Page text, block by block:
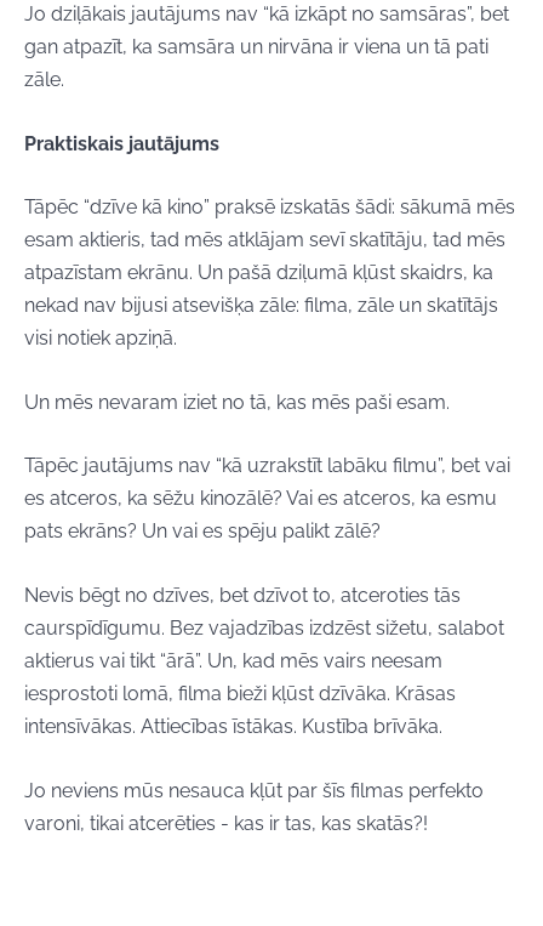
Jo dziļākais jautājums nav “kā izkāpt no samsāras”, bet
gan atpazīt, ka samsāra un nirvāna ir viena un tā pati
zāle.
Praktiskais jautājums
Tāpēc “dzīve kā kino” praksē izskatās šādi: sākumā mēs
esam aktieris, tad mēs atklājam sevī skatītāju, tad mēs
atpazīstam ekrānu. Un pašā dziļumā kļūst skaidrs, ka
nekad nav bijusi atsevišķa zāle: filma, zāle un skatītājs
visi notiek apziņā.
Un mēs nevaram iziet no tā, kas mēs paši esam.
Tāpēc jautājums nav “kā uzrakstīt labāku filmu”, bet vai
es atceros, ka sēžu kinozālē? Vai es atceros, ka esmu
pats ekrāns? Un vai es spēju palikt zālē?
Nevis bēgt no dzīves, bet dzīvot to, atceroties tās
caurspīdīgumu. Bez vajadzības izdzēst sižetu, salabot
aktierus vai tikt “ārā”. Un, kad mēs vairs neesam
iesprostoti lomā, filma bieži kļūst dzīvāka. Krāsas
intensīvākas. Attiecības īstākas. Kustība brīvāka.
Jo neviens mūs nesauca kļūt par šīs filmas perfekto
varoni, tikai atcerēties - kas ir tas, kas skatās?!